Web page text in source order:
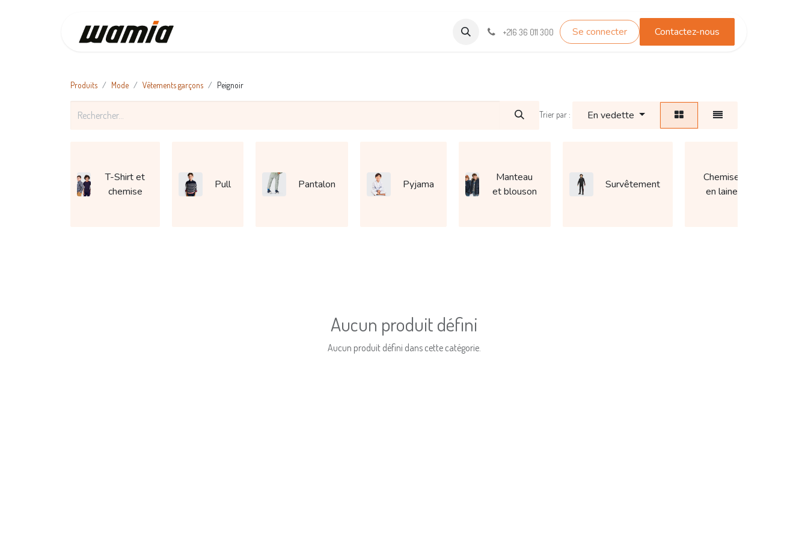
Wamia Marketpalce TEST_WHATSAPP Contactez-nous
+216 36 011 300 Se connecter Contactez-nous
Produits Mode Vêtements garçons Peignoir
Trier par : En vedette
T-Shirt et
chemise
Pull Pantalon Pyjama
Manteau
et blouson
Survêtement
Chemise
en laine
Aucun produit défini
Aucun produit défini dans cette catégorie.